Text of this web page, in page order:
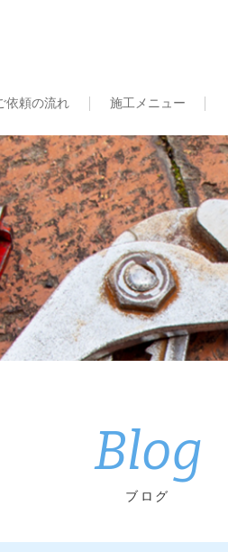
依頼の流れ 施工メニュー
Blog
ブログ